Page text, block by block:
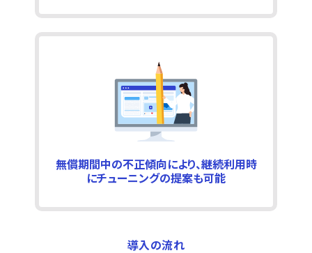
無償期間中の不正傾向により、継続利用時
にチューニングの提案も可能
導入の流れ